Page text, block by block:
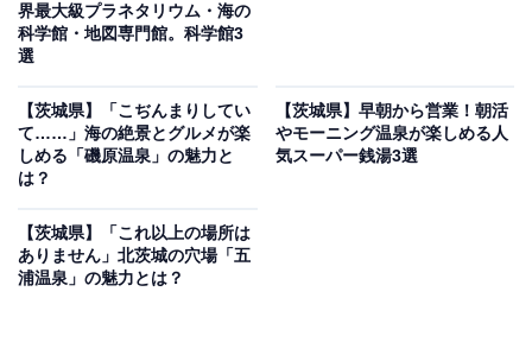
見学は袋田の滝トンネル（有料）を利用し、観瀑台から
滝を間近に眺められます。第2観瀑台（3つのデッキ）で
す。また、夜間には「大子来人〜ダイゴライト〜」のラ
イトアップイベントが開催されることもあり、昼とは異
なる幻想的な表情も楽しめます。
料金
トンネル利用料：大人500円・子供300円（20名以上団
界最大級プラネタリウム・海の
科学館・地図専門館。科学館3
選
【茨城県】「こぢんまりしてい
て……」海の絶景とグルメが楽
しめる「磯原温泉」の魅力と
は？
【茨城県】早朝から営業！朝活
やモーニング温泉が楽しめる人
気スーパー銭湯3選
【茨城県】「これ以上の場所は
ありません」北茨城の穴場「五
浦温泉」の魅力とは？